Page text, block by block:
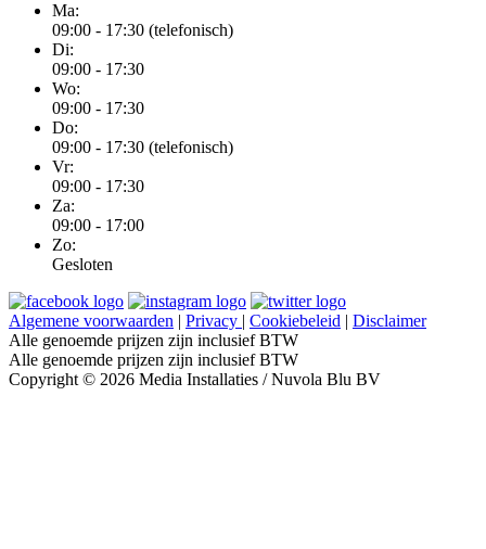
Ma:
09:00 - 17:30 (telefonisch)
Di:
09:00 - 17:30
Wo:
09:00 - 17:30
Do:
09:00 - 17:30 (telefonisch)
Vr:
09:00 - 17:30
Za:
09:00 - 17:00
Zo:
Gesloten
Algemene voorwaarden | Privacy | Cookiebeleid | Disclaimer
Alle genoemde prijzen zijn inclusief BTW
Alle genoemde prijzen zijn inclusief BTW
Copyright © 2026 Media Installaties / Nuvola Blu BV